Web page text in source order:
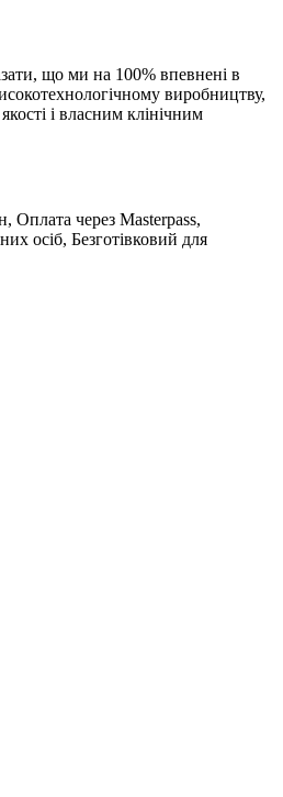
що ми на 100% впевнені в
виробництву,
і власним клінічним
Оплата через Masterpass,
осіб, Безготівковий для